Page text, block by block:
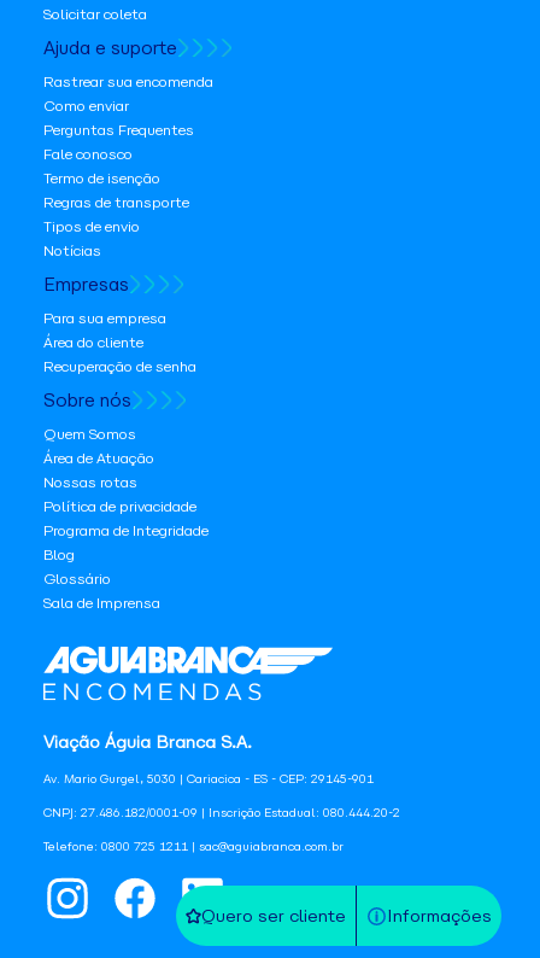
Quero ser cliente Informações
Viação Águia Branca S.A.
Av. Mario Gurgel, 5030 | Cariacica - ES - CEP: 29145-901
CNPJ: 27.486.182/0001-09 | Inscrição Estadual: 080.444.20-2
Telefone: 0800 725 1211 | sac@aguiabranca.com.br
Solicitar coleta
Ajuda e suporte
Rastrear sua encomenda
Como enviar
Perguntas Frequentes
Fale conosco
Termo de isenção
Regras de transporte
Tipos de envio
Notícias
Empresas
Para sua empresa
Área do cliente
Recuperação de senha
Sobre nós
Quem Somos
Área de Atuação
Nossas rotas
Política de privacidade
Programa de Integridade
Blog
Glossário
Sala de Imprensa